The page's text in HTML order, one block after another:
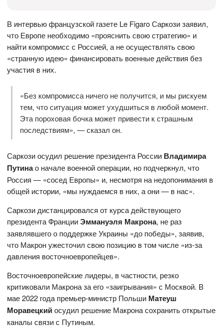
В интервью французской газете Le Figaro Саркози заявил,
что Европе необходимо «прояснить свою стратегию» и
найти компромисс с Россией, а не осуществлять свою
«странную идею» финансировать военные действия без
участия в них.
«Без компромисса ничего не получится, и мы рискуем
тем, что ситуация может ухудшиться в любой момент.
Эта пороховая бочка может привести к страшным
последствиям», — сказал он.
Саркози осудил решение президента России Владимира
Путинао начале военной операции, но подчеркнул, что
Россия — «сосед Европы» и, несмотря на недопонимания в
общей истории, «мы нуждаемся в них, а они — в нас».
Саркози дистанцировался от курса действующего
президента ФранцииЭммануэля Макрона, не раз
заявлявшего о поддержке Украины «до победы», заявив,
что Макрон ужесточил свою позицию в том числе «из-за
давления восточноевропейцев».
Восточноевропейские лидеры, в частности, резко
критиковали Макрона за его «заигрывания» с Москвой. В
мае 2022 года премьер-министр Польши Матеуш
Моравецкийосудил решение Макрона сохранить открытые
каналы связи с Путиным.